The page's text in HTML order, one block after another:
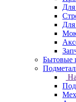
Для
Для
Бытовые